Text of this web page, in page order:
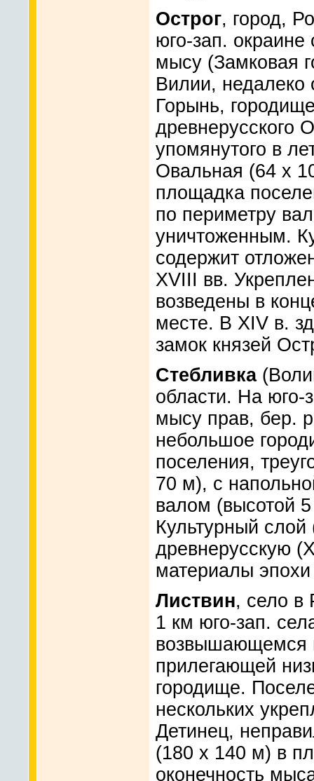
Острог, город,
юго-зап. окраине
мысу (Замковая
Вилии, недалеко
Горынь,
древнерусского
упомянутого в
Овальная (64 x
площадка
по периметру
уничтоженным.
содержит
XVIII вв.
возведены в
месте. В XIV в.
замок князей
Стебливка
области. На юго-
мысу прав, бер.
небольшое
поселения,
70 м), с
валом (высотой
Культурный
древнерусскую
материалы
Листвин, село в
1 км юго-зап.
возвышающемся
прилегающей
городище.
нескольких
Детинец,
(180 x 140 м) в
оконечность